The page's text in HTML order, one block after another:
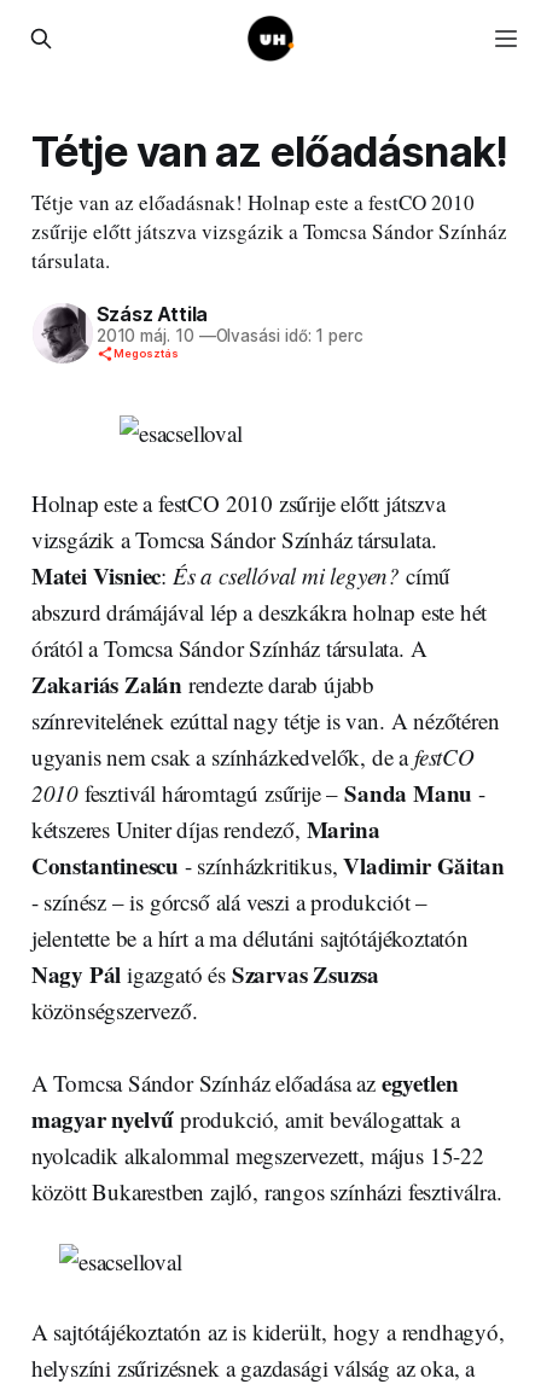
Tétje van az előadásnak!
Tétje van az előadásnak! Holnap este a festCO 2010
zsűrije előtt játszva vizsgázik a Tomcsa Sándor Színház
társulata.
Szász Attila
2010 máj. 10 —Olvasási idő: 1 perc
Megosztás
Holnap este a festCO 2010 zsűrije előtt játszva
vizsgázik a Tomcsa Sándor Színház társulata.
Matei Visniec: És a csellóval mi legyen? című
abszurd drámájával lép a deszkákra holnap este hét
órától a Tomcsa Sándor Színház társulata. A
Zakariás Zalán rendezte darab újabb
színrevitelének ezúttal nagy tétje is van. A nézőtéren
ugyanis nem csak a színházkedvelők, de afestCO
2010fesztivál háromtagú zsűrije –Sanda Manu -
kétszeres Uniter díjas rendező, Marina
Constantinescu - színházkritikus,Vladimir Găitan
- színész – is górcső alá veszi a produkciót –
jelentette be a hírt a ma délutáni sajtótájékoztatón
Nagy Pál igazgató és Szarvas Zsuzsa
közönségszervező.
A Tomcsa Sándor Színház előadása az egyetlen
magyar nyelvűprodukció, amit beválogattak a
nyolcadik alkalommal megszervezett, május 15-22
között Bukarestben zajló, rangos színházi fesztiválra.
A sajtótájékoztatón az is kiderült, hogy a rendhagyó,
helyszíni zsűrizésnek a gazdasági válság az oka, a